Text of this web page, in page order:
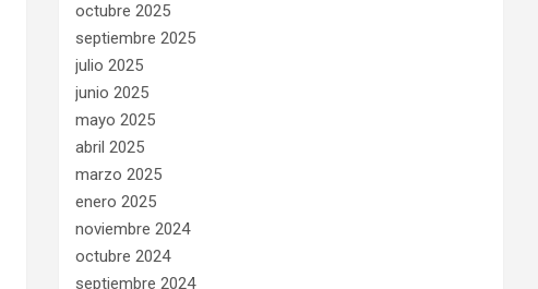
octubre 2025
septiembre 2025
julio 2025
junio 2025
mayo 2025
abril 2025
marzo 2025
enero 2025
noviembre 2024
octubre 2024
septiembre 2024